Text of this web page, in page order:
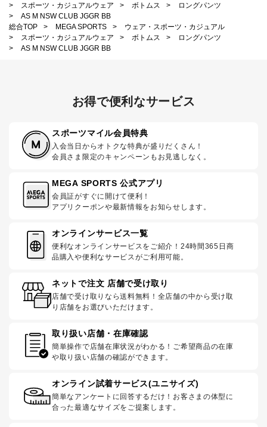
>
スポーツ・カジュアルウェア > ボトムス >
ロングパンツ
>
AS M NSW CLUB JGGR BB
総合TOP
> MEGA SPORTS >
ウェア・スポーツ・カジュアル
>
スポーツ・カジュアルウェア > ボトムス >
ロングパンツ
>
AS M NSW CLUB JGGR BB
お得で便利なサービス
スポーツマイル会員特典
入会当日からオトクな特典が盛りだくさん！
会員さま限定のキャンペーンもお見逃しなく。
MEGA SPORTS 公式アプリ
会員証がすぐに開けて便利！
アプリクーポンや最新情報をお知らせします。
オンラインサービス一覧
便利なオンラインサービスをご紹介！24時間365日商
品購入や便利なサービスがご利用可能。
ネットで注文 店舗で受け取り
店舗で受け取りなら送料無料！全店舗の中から受け取
り店舗をお選びいただけます。
取り扱い店舗・在庫確認
簡単操作で店舗在庫状況がわかる！ご希望商品の在庫
や取り扱い店舗の確認ができます。
オンライン試着サービス(ユニサイズ)
簡単なアンケートに回答するだけ！お客さまの体型に
合った最適なサイズをご提案します。